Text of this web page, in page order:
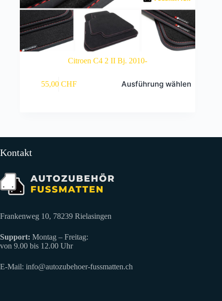
Citroen C4 2 II Bj. 2010-
55,00 CHF Ausführung wählen
Optionen
können
auf
Produktseite
gewählt
werden
Kontakt
Frankenweg 10, 78239 Rielasingen
Support: Montag – Freitag:
von 9.00 bis 12.00 Uhr
E-Mail: info@autozubehoer-fussmatten.ch